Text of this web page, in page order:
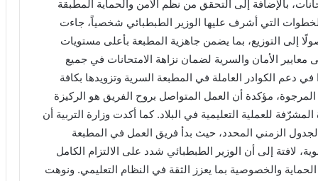
بالإضافة إلى التحقق من نظم الأمن والحماية المطبقة
التي أشرف عليها الوزير الطبطبائي شخصياً، جاءت
إلى التوزيع، بما يضمن جاهزية المطبعة بأعلى مستويات
الأمان والسرية لضمان نزاهة الامتحانات في جميع
دعم الكوادر العاملة في المطبعة السرية وتزويدها بكافة
مؤكدة أن العمل المتواصل بروح الفريق هو الركيزة
للعملية التعليمية في البلاد. كما أكدت وزارة التربية أن
الزمني المحدد، حيث بدأ فريق العمل في المطبعة
لافتة إلى أن الوزير الطبطبائي شدد على الالتزام الكامل
والخصوصية بما يعزز الثقة في النظام التعليمي. ونوهت